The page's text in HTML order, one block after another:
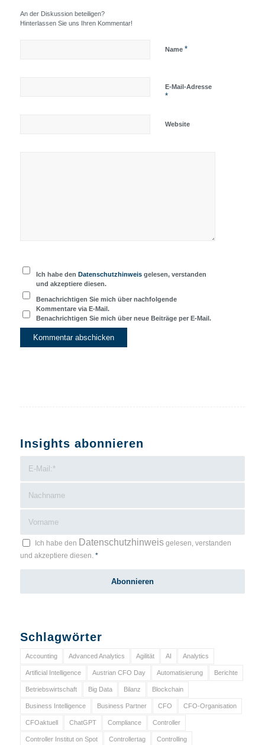
An der Diskussion beteiligen?
Hinterlassen Sie uns Ihren Kommentar!
Name *
E-Mail-Adresse
*
Website
Ich habe denDatenschutzhinweis gelesen, verstanden
und akzeptiere diesen.
Benachrichtigen Sie mich über nachfolgende
Kommentare via E-Mail.
Benachrichtigen Sie mich über neue Beiträge per E-Mail.
Insights abonnieren
Ich habe den Datenschutzhinweisgelesen, verstanden
und akzeptiere diesen. *
Schlagwörter
Accounting Advanced Analytics Agilität AI Analytics
Artificial Intelligence Austrian CFO Day Automatisierung Berichte
Betriebswirtschaft Big Data Bilanz Blockchain
Business Intelligence Business Partner CFO CFO-Organisation
CFOaktuell ChatGPT Compliance Controller
Controller Institut on Spot Controllertag Controlling